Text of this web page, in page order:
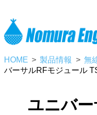
HOME 製品情報 無
バーサルRFモジュール
ユニバ